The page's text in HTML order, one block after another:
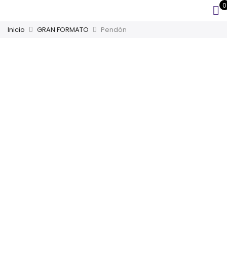
0
Inicio GRAN FORMATO Pendón